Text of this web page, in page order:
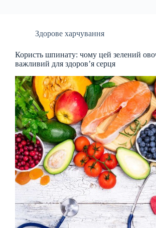
Здорове харчування
Користь шпинату: чому цей зелений
важливий для здоров’я серця